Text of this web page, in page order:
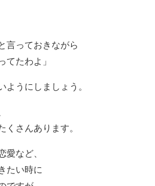
言っておきながら
てたわよ」
ようにしましょう。
くさんあります。
愛など、
たい時に